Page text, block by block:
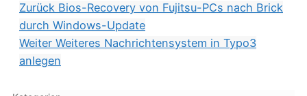
Zurück Bios-Recovery von Fujitsu-PCs nach Brick
durch Windows-Update
Weiter Weiteres Nachrichtensystem in Typo3
anlegen